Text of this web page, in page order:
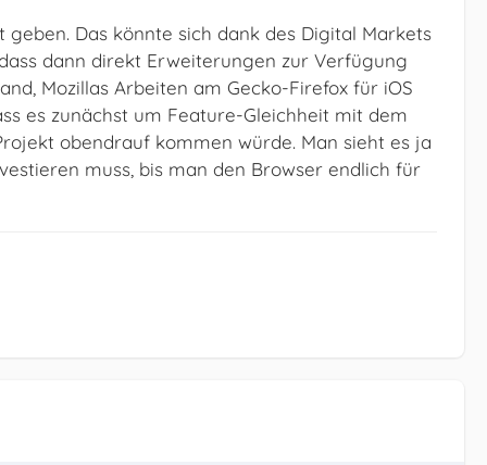
Das könnte sich dank des Digital Markets
dann direkt Erweiterungen zur Verfügung
Mozillas Arbeiten am Gecko-Firefox für iOS
es zunächst um Feature-Gleichheit mit dem
obendrauf kommen würde. Man sieht es ja
muss, bis man den Browser endlich für